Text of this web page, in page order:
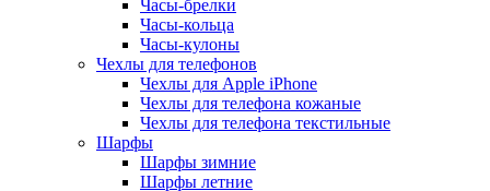
Часы-брелки
Часы-кольца
Часы-кулоны
Чехлы для телефонов
Чехлы для Apple iPhone
Чехлы для телефона кожаные
Чехлы для телефона текстильные
Шарфы
Шарфы зимние
Шарфы летние